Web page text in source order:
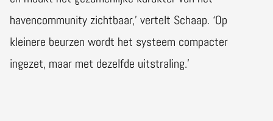
havencommunity zichtbaar,’ vertelt Schaap. ‘Op
kleinere beurzen wordt het systeem compacter
ingezet, maar met dezelfde uitstraling.’